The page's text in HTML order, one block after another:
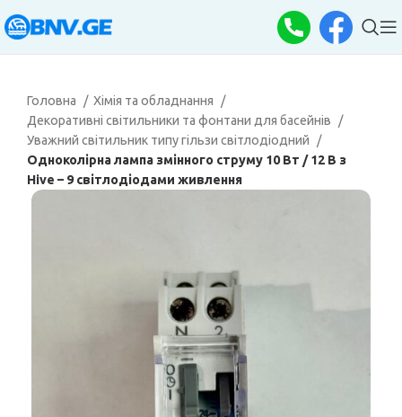
Головна
Хімія та обладнання
Декоративні світильники та фонтани для басейнів
Уважний світильник типу гільзи світлодіодний
Одноколірна лампа змінного струму 10 Вт / 12 В з
Hive – 9 світлодіодами живлення